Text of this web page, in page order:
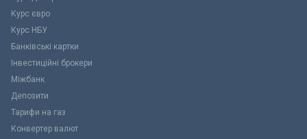
Курс євро
Курс НБУ
Банківські картки
Інвестиційні брокери
Міжбанк
Депозити
Тарифи на газ
Конвертер валют